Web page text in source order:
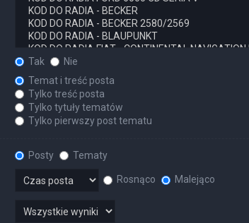
Tak
Nie
Temat i treść posta
Tylko treść posta
Tylko tytuły tematów
Tylko pierwszy post tematu
Posty
Tematy
Rosnąco Malejąco